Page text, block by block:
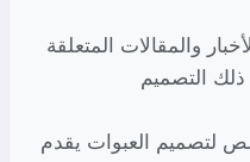
والمقالات المتعلقة
ذلك التصميم
لتصميم العبوات يقدم